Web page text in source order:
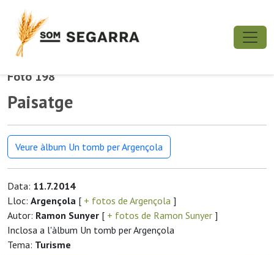
Foto 198
Paisatge
Veure àlbum Un tomb per Argençola
Data: 11.7.2014
Lloc: Argençola [ + fotos de Argençola ]
Autor: Ramon Sunyer [ + fotos de Ramon Sunyer ]
Inclosa a l'àlbum Un tomb per Argençola
Tema: Turisme